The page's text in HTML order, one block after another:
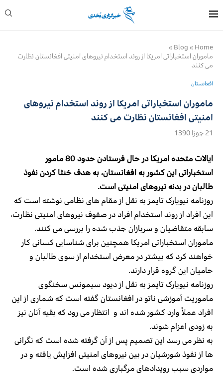
Home
»
Blog
»
ماموران استخباراتی امریکا از روند استخدام نیروهای امنیتی افغانستان نظارت
می کنند
افغانستان
ماموران استخباراتی امریکا از روند استخدام نیروهای
امنیتی افغانستان نظارت می کنند
21 جوزا 1390
ایالات متحده امریکا در حال فرستادن حدود 80 مامور
استخباراتی این کشور به افغانستان، به هدف خنثا کردن نفوذ
طالبان در بدنه نیروهای امنیتی است.
روزنامه نیویارک تایمز به نقل از مقام های نظامی نوشته است که
این افراد از روند استخدام افراد در صفوف نیروهای امنیتی نظارت،
سابقه متقاضیان و سربازان جذب شده را بررسی می کنند.
ماموران استخباراتی امریکا همچنین برای شناسایی کسانی کار
خواهند کرد که بیشتر در معرض استخدام از سوی طالبان و
حامیان این گروه قرار دارند.
روزنامه نیویارک تایمز به نقل از دیود سیمونس سخنگوی
ماموریت آموزشی ناتو در افغانستان گفته است که شماری از این
افراد عملاً‌ وارد کشور شده اند و انتظار می رود که بقیه آنان نیز
به زودی اعزام شوند.
به نظر می رسد این تصمیم پس از آن گرفته شده است که نگرانی
ها از نفوذ شورشیان در بین نیروهای امنیتی افزایش یافته و در
مواردی سبب رویدادهای مرگباری شده است.